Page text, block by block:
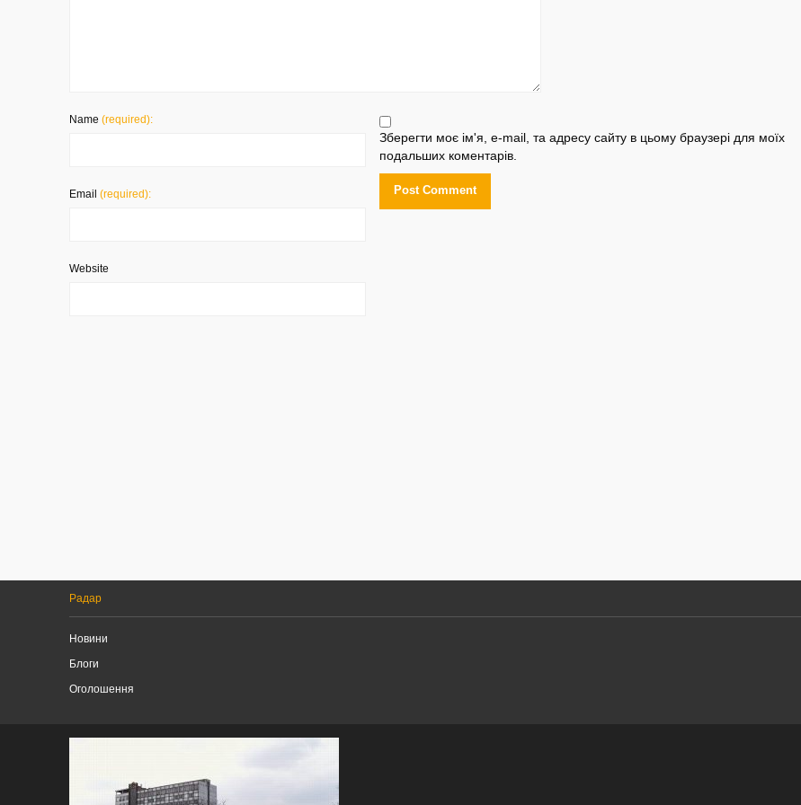
Name (required):
Email (required):
Website
Зберегти моє ім'я, e-mail, та адресу сайту в цьому браузері для моїх
подальших коментарів.
Радар
Новини
Блоги
Оголошення